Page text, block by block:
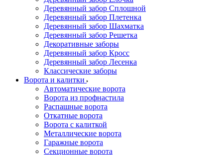
Деревянный забор Сплошной
Деревянный забор Плетенка
Деревянный забор Шахматка
Деревянный забор Решетка
Декоративные заборы
Деревянный забор Кросс
Деревянный забор Лесенка
Классические заборы
Ворота и калитки
Автоматические ворота
Ворота из профнастила
Распашные ворота
Откатные ворота
Ворота с калиткой
Металлические ворота
Гаражные ворота
Секционные ворота